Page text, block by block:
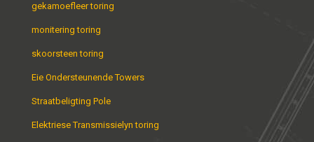
gekamoefleer toring
monitering toring
skoorsteen toring
Eie Ondersteunende Towers
Straatbeligting Pole
Elektriese Transmissielyn toring